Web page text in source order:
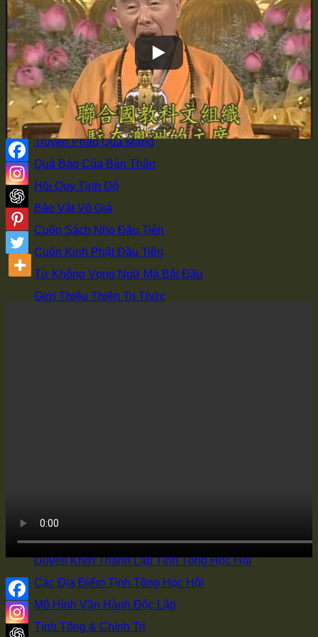
Đi học ở Từ Đường
Có Duyên Với Phật
Vì Sao Xuất Gia
Bí Quyết Giảng Kinh
Học Tập Sư Thừa
Đồng Tham Đạo Hữu
Truyền Pháp Qua Mạng
Quả Báo Của Bản Thân
Hồi Quy Tịnh Độ
Bảo Vật Vô Giá
Cuốn Sách Nho Đầu Tiên
Cuốn Kinh Phật Đầu Tiên
Từ Không Vọng Ngữ Mà Bắt Đầu
Giới Thiệu Thiện Tri Thức
HỌC HỘI
Giới Thiệu Đạo Sư của Tịnh Tông Học Hội
Duyên Khởi Thành Lập Tịnh Tông Học Hội
Các Địa Điểm Tịnh Tông Học Hội
Mô Hình Vận Hành Độc Lập
Tịnh Tông & Chính Trị